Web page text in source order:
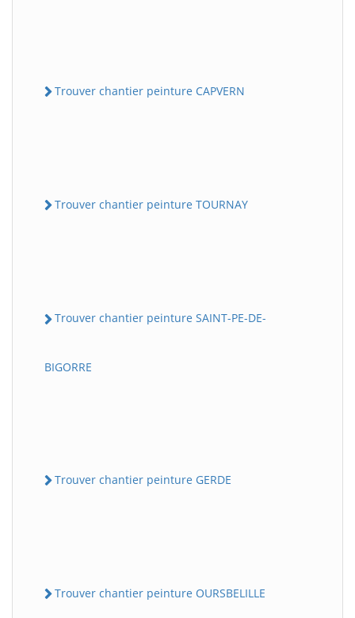
Trouver chantier peinture CAPVERN
Trouver chantier peinture TOURNAY
Trouver chantier peinture SAINT-PE-DE-
BIGORRE
Trouver chantier peinture GERDE
Trouver chantier peinture OURSBELILLE